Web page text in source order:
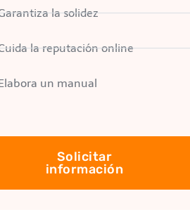
la solidez
la reputación online
un manual
Solicitar
información